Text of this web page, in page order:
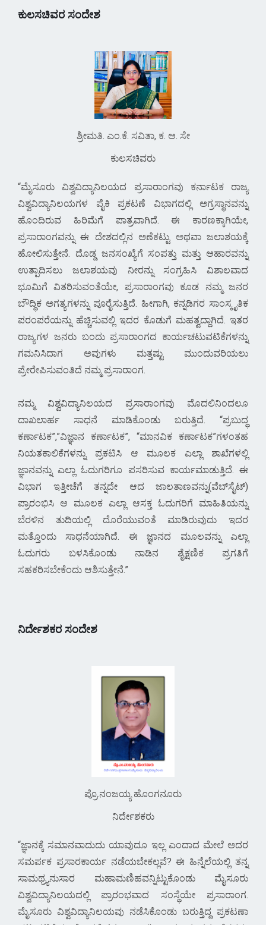
ಕುಲಸಚಿವರ ಸಂದೇಶ
ಶ್ರೀಮತಿ. ಎಂ.ಕೆ. ಸವಿತಾ, ಕ. ಆ. ಸೇ
ಕುಲಸಚಿವರು
ಮೈಸೂರು ವಿಶ್ವವಿದ್ಯಾನಿಲಯದ ಪ್ರಸಾರಾಂಗವು ಕರ್ನಾಟಕ ರಾಜ್ಯ
ವಿಶ್ವವಿದ್ಯಾನಿಲಯಗಳ ಪೈಕಿ ಪ್ರಕಟಣೆ ವಿಭಾಗದಲ್ಲಿ ಅಗ್ರಸ್ಥಾನವನ್ನು
ಹೊಂದಿರುವ ಹಿರಿಮೆಗೆ ಪಾತ್ರವಾಗಿದೆ. ಈ ಕಾರಣಕ್ಕಾಗಿಯೇ,
ಪ್ರಸಾರಾಂಗವನ್ನು ಈ ದೇಶದಲ್ಲಿನ ಅಣೆಕಟ್ಟು ಅಥವಾ ಜಲಾಶಯಕ್ಕೆ
ಹೋಲಿಸುತ್ತೇನೆ. ದೊಡ್ಡ ಜನಸಂಖ್ಯೆಗೆ ಸಂಪತ್ತು ಮತ್ತು ಆಹಾರವನ್ನು
ಉತ್ಪಾದಿಸಲು ಜಲಾಶಯವು ನೀರನ್ನು ಸಂಗ್ರಹಿಸಿ ವಿಶಾಲವಾದ
ಭೂಮಿಗೆ ವಿತರಿಸುವಂತೆಯೇ, ಪ್ರಸಾರಾಂಗವು ಕೂಡ ನಮ್ಮ ಜನರ
ಬೌದ್ಧಿಕ ಅಗತ್ಯಗಳನ್ನು ಪೂರೈಸುತ್ತಿದೆ. ಹೀಗಾಗಿ, ಕನ್ನಡಿಗರ ಸಾಂಸ್ಕೃತಿಕ
ಪರಂಪರೆಯನ್ನು ಹೆಚ್ಚಿಸುವಲ್ಲಿ ಇದರ ಕೊಡುಗೆ ಮಹತ್ವದ್ದಾಗಿದೆ. ಇತರ
ರಾಜ್ಯಗಳ ಜನರು ಬಂದು ಪ್ರಸಾರಾಂಗದ ಕಾರ್ಯಚಟುವಟಿಕೆಗಳನ್ನು
ಗಮನಿಸಿದಾಗ ಅವುಗಳು ಮತ್ತಷ್ಟು ಮುಂದುವರಿಯಲು
ಪ್ರೇರೇಪಿಸುವಂತಿದೆ ನಮ್ಮ ಪ್ರಸಾರಾಂಗ.
ನಮ್ಮ ವಿಶ್ವವಿದ್ಯಾನಿಲಯದ ಪ್ರಸಾರಾಂಗವು ಮೊದಲಿನಿಂದಲೂ
ದಾಖಲಾರ್ಹ ಸಾಧನೆ ಮಾಡಿಕೊಂಡು ಬರುತ್ತಿದೆ. “ಪ್ರಬುದ್ಧ
ಕರ್ಣಾಟಕ”,”ವಿಜ್ಞಾನ ಕರ್ಣಾಟಕ”, “ಮಾನವಿಕ ಕರ್ಣಾಟಕ”ಗಳಂತಹ
ನಿಯತಕಾಲಿಕೆಗಳನ್ನು ಪ್ರಕಟಿಸಿ ಆ ಮೂಲಕ ಎಲ್ಲಾ ಶಾಖೆಗಳಲ್ಲಿ
ಜ್ಞಾನವನ್ನು ಎಲ್ಲಾ ಓದುಗರಿಗೂ ಪಸರಿಸುವ ಕಾರ್ಯಮಾಡುತ್ತಿದೆ. ಈ
ವಿಭಾಗ ಇತ್ತೀಚೆಗೆ ತನ್ನದೇ ಆದ ಜಾಲತಾಣವನ್ನು(ವೆಬ್‍ಸೈಟ್)
ಪ್ರಾರಂಭಿಸಿ ಆ ಮೂಲಕ ಎಲ್ಲಾ ಆಸಕ್ತ ಓದುಗರಿಗೆ ಮಾಹಿತಿಯನ್ನು
ಬೆರಳಿನ ತುದಿಯಲ್ಲಿ ದೊರೆಯುವಂತೆ ಮಾಡಿರುವುದು ಇದರ
ಮತ್ತೊಂದು ಸಾಧನೆಯಾಗಿದೆ. ಈ ಜ್ಞಾನದ ಮೂಲವನ್ನು ಎಲ್ಲಾ
ಓದುಗರು ಬಳಸಿಕೊಂಡು ನಾಡಿನ ಶೈಕ್ಷಣಿಕ ಪ್ರಗತಿಗೆ
ಸಹಕರಿಸಬೇಕೆಂದು ಆಶಿಸುತ್ತೇನೆ.
ನಿರ್ದೇಶಕರ ಸಂದೇಶ
ಪ್ರೊ.ನಂಜಯ್ಯ ಹೊಂಗನೂರು
ನಿರ್ದೇಶಕರು
ಜ್ಞಾನಕ್ಕೆ ಸಮಾನವಾದುದು ಯಾವುದೂ ಇಲ್ಲ ಎಂದಾದ ಮೇಲೆ ಅದರ
ಸಮರ್ಪಕ ಪ್ರಸಾರಕಾರ್ಯ ನಡೆಯಬೇಕಲ್ಲವೆ? ಈ ಹಿನ್ನೆಲೆಯಲ್ಲಿ ತನ್ನ
ಸಾಮಥ್ರ್ಯನುಸಾರ ಮಹಾಮಣಿಹವನ್ನಿಟ್ಟುಕೊಂಡು ಮೈಸೂರು
ವಿಶ್ವವಿದ್ಯಾನಿಲಯದಲ್ಲಿ ಪ್ರಾರಂಭವಾದ ಸಂಸ್ಥೆಯೇ ಪ್ರಸಾರಾಂಗ.
ಮೈಸೂರು ವಿಶ್ವವಿದ್ಯಾನಿಲಯವು ನಡೆಸಿಕೊಂಡು ಬರುತ್ತಿದ್ದ ಪ್ರಕಟಣಾ